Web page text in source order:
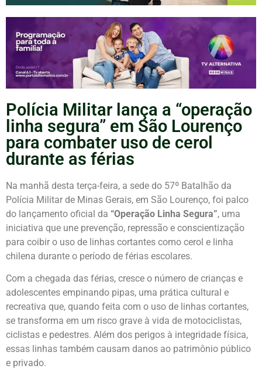
Polícia Militar lança a “operação
linha segura” em São Lourenço
para combater uso de cerol
durante as férias
Na manhã desta terça-feira, a sede do 57º Batalhão da
Polícia Militar de Minas Gerais, em São Lourenço, foi palco
do lançamento oficial da “Operação Linha Segura”, uma
iniciativa que une prevenção, repressão e conscientização
para coibir o uso de linhas cortantes como cerol e linha
chilena durante o período de férias escolares.
Com a chegada das férias, cresce o número de crianças e
adolescentes empinando pipas, uma prática cultural e
recreativa que, quando feita com o uso de linhas cortantes,
se transforma em um risco grave à vida de motociclistas,
ciclistas e pedestres. Além dos perigos à integridade física,
essas linhas também causam danos ao patrimônio público
e privado.